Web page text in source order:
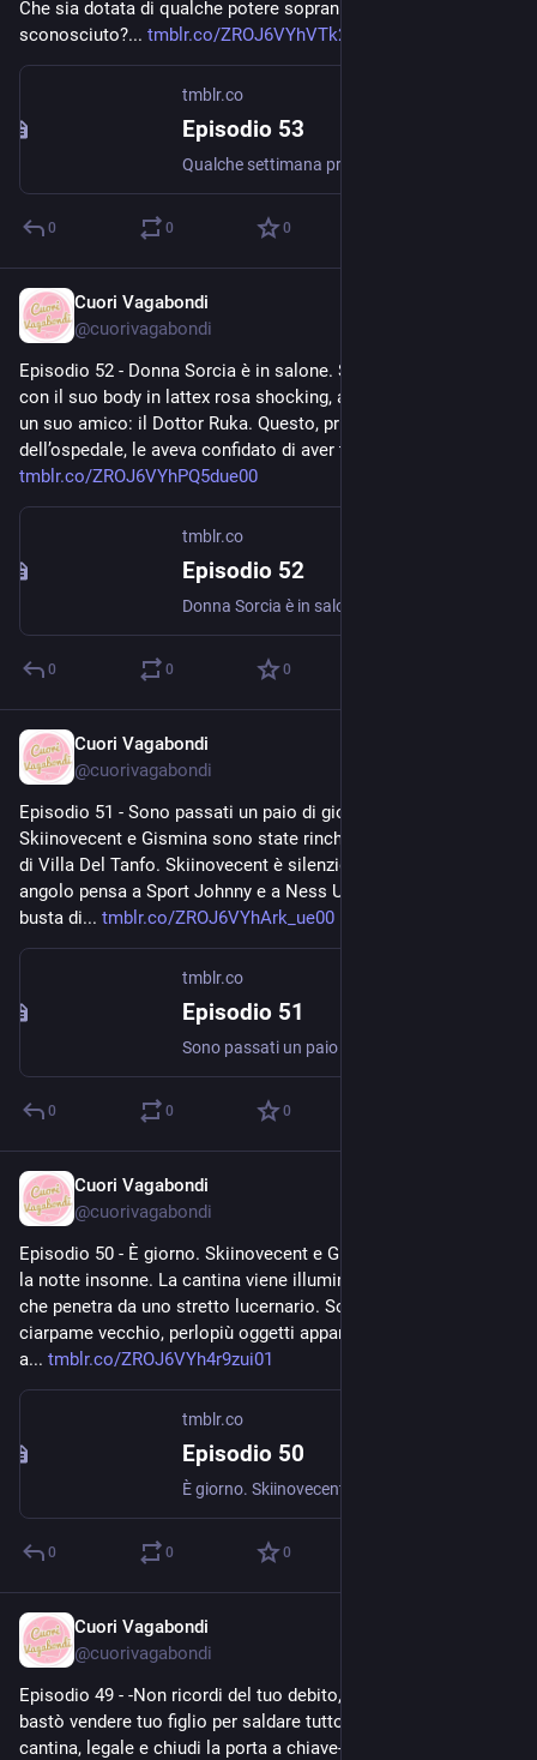
Che sia dotata di qualche potere soprannaturale
sconosciuto?... tmblr.co/ZROJ6VYhVTk2Sm00
tmblr.co
Episodio 53
0 0 0
Cuori Vagabondi
@cuorivagabondi
Episodio 52 - Donna Sorcia è in salone. Sta facendo zumba
con il suo body in lattex rosa shocking, attendendo l’arrivo di
un suo amico: il Dottor Ruka. Questo, prima dell’incendio
dell’ospedale, le aveva confidato di aver trovato una nuova...
tmblr.co/ZROJ6VYhPQ5due00
tmblr.co
Episodio 52
0 0 0
Cuori Vagabondi
@cuorivagabondi
Episodio 51 - Sono passati un paio di giorni da quando
Skiinovecent e Gismina sono state rinchiuse nello scantinato
di Villa Del Tanfo. Skiinovecent è silenziosa: seduta in un
angolo pensa a Sport Johnny e a Ness Uno con in mano la
busta di... tmblr.co/ZROJ6VYhArk_ue00
tmblr.co
Episodio 51
0 0 0
Cuori Vagabondi
@cuorivagabondi
Episodio 50 - È giorno. Skiinovecent e Gismina hanno passato
la notte insonne. La cantina viene illuminata dalla poca luce
che penetra da uno stretto lucernario. Sono circondate da
ciarpame vecchio, perlopiù oggetti appartenuti probabilmente
a... tmblr.co/ZROJ6VYh4r9zui01
tmblr.co
Episodio 50
0 0 0
Cuori Vagabondi
@cuorivagabondi
Episodio 49 - -Non ricordi del tuo debito, Skiinovecent? Non
bastò vendere tuo figlio per saldare tutto. Jack portale in
cantina, legale e chiudi la porta a chiave- Jakidal è titubante,